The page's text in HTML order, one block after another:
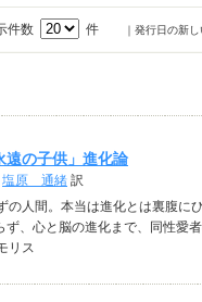
件数 件 ｜発行日の新
の子供」進化論
塩原 通緒 訳
の人間。本当は進化とは裏腹に
、心と脳の進化まで、同性愛
リス